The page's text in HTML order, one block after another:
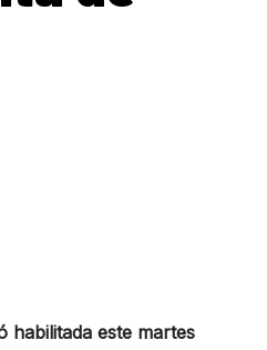
habilitada este martes